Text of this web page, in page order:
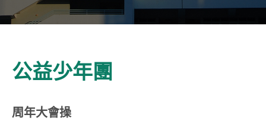
公益少年團
周年大會操